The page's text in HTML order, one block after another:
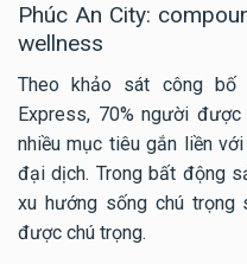
Phúc An City:
wellness
Theo khảo sát công bố
Express, 70% người
nhiều mục tiêu gắn liền
đại dịch. Trong bất động
xu hướng sống chú trọng
được chú trọng.